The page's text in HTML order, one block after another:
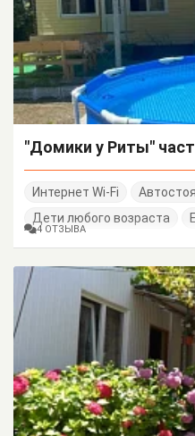
"Домики у Риты"
Интернет Wi-Fi
Дети любого возраста
4 ОТЗЫВА